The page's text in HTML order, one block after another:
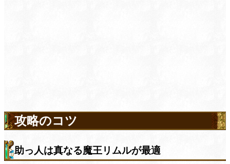
攻略のコツ
助っ人は真なる魔王リムルが最適